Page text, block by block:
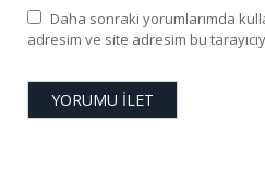
Daha sonraki yorumlarımda
adresim ve site adresim bu